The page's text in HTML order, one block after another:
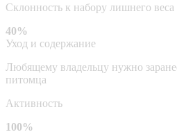
Склонность к набору лишнего веса
40%
Уход и содержание
Любящему владельцу нужно
питомца
Активность
100%